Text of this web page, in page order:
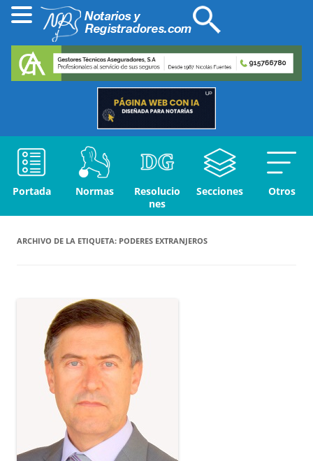
Portada Normas
Resolucio
nes
Secciones Otros
ARCHIVO DE LA ETIQUETA: PODERES EXTRANJEROS